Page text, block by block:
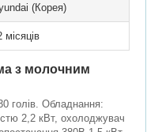
(Корея)
місяців
з молочним
голів. Обладнання:
2,2 кВт, охолоджувач